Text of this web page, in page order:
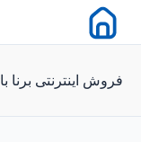
فروش اینترنتی برنا